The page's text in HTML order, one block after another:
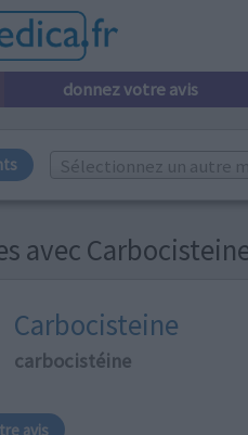
donnez votre avis
Sélectionnez un autre
avec
Carbocisteine
carbocistéine
avis